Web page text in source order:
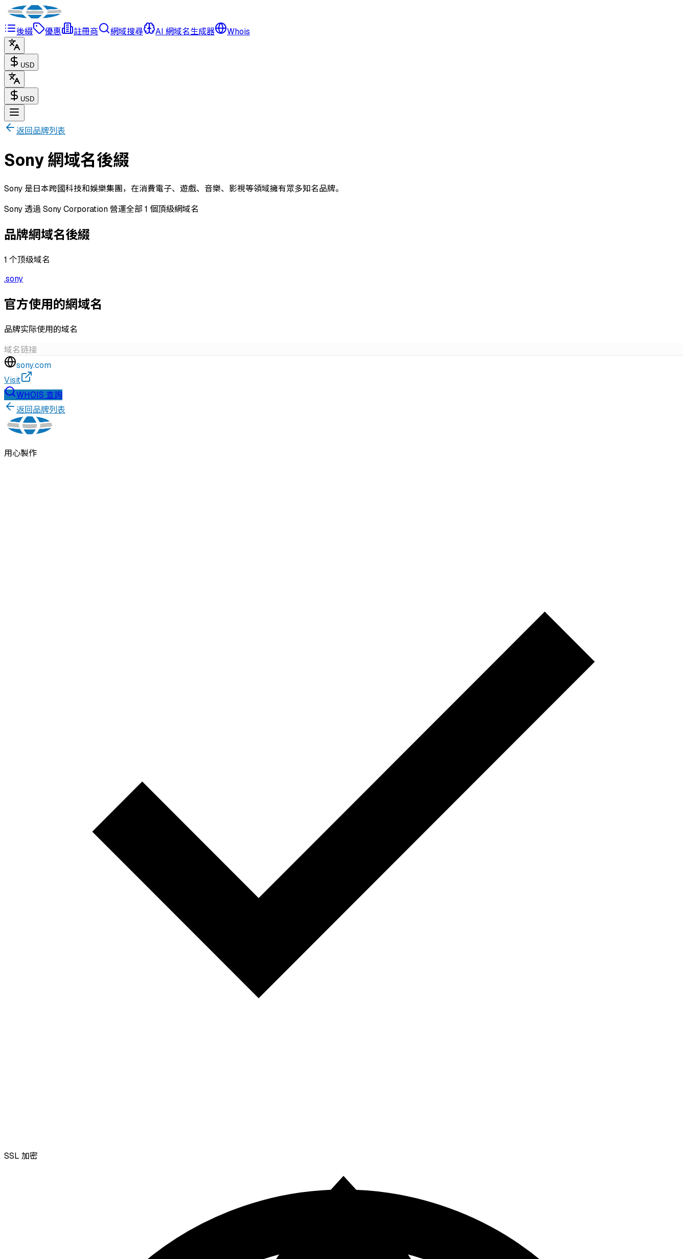
後綴 優惠 註冊商 網域搜尋 AI 網域名生成器 Whois
USD
USD
返回品牌列表
Sony 網域名後綴
Sony 是日本跨國科技和娛樂集團，在消費電子、遊戲、音樂、影視等領域擁有眾多知名品牌。
Sony 透過 Sony Corporation 營運全部 1 個頂級網域名
品牌網域名後綴
1 个顶级域名
.sony
官方使用的網域名
品牌实际使用的域名
域名链接
sony.com
Visit
WHOIS 查詢
返回品牌列表
用心製作
SSL 加密